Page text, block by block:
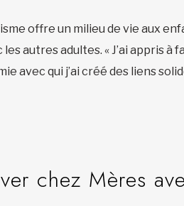
offre un milieu de vie aux
autres adultes. « J’ai appris à
avec qui j’ai créé des liens
chez Mères